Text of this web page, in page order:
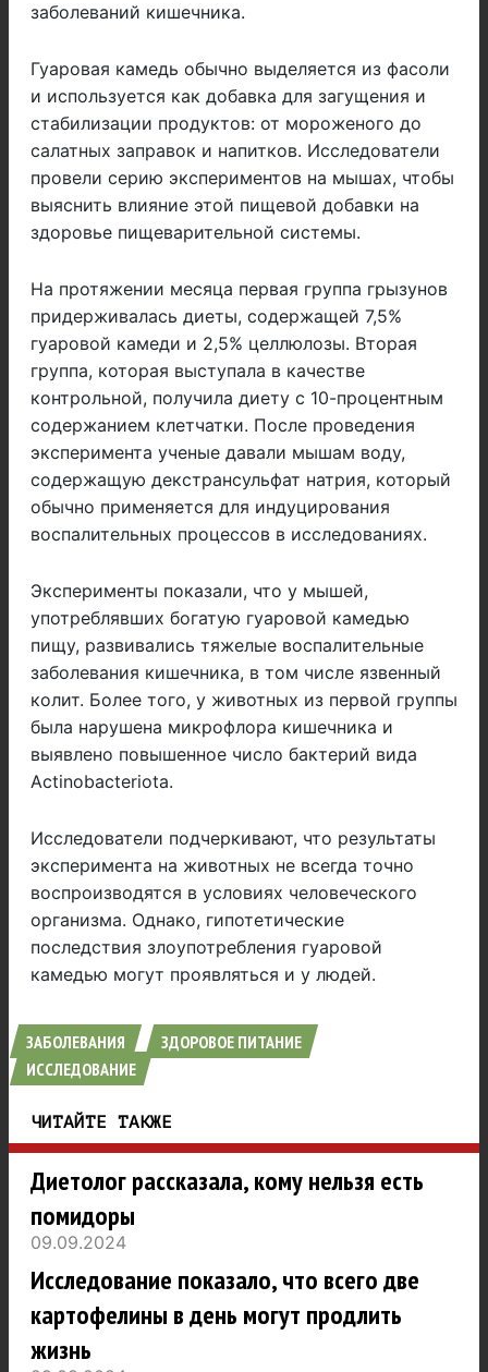
заболеваний кишечника.
Гуаровая камедь обычно выделяется из фасоли
и используется как добавка для загущения и
стабилизации продуктов: от мороженого до
салатных заправок и напитков. Исследователи
провели серию экспериментов на мышах, чтобы
выяснить влияние этой пищевой добавки на
здоровье пищеварительной системы.
На протяжении месяца первая группа грызунов
придерживалась диеты, содержащей 7,5%
гуаровой камеди и 2,5% целлюлозы. Вторая
группа, которая выступала в качестве
контрольной, получила диету с 10-процентным
содержанием клетчатки. После проведения
эксперимента ученые давали мышам воду,
содержащую декстрансульфат натрия, который
обычно применяется для индуцирования
воспалительных процессов в исследованиях.
Эксперименты показали, что у мышей,
употреблявших богатую гуаровой камедью
пищу, развивались тяжелые воспалительные
заболевания кишечника, в том числе язвенный
колит. Более того, у животных из первой группы
была нарушена микрофлора кишечника и
выявлено повышенное число бактерий вида
Actinobacteriota.
Исследователи подчеркивают, что результаты
эксперимента на животных не всегда точно
воспроизводятся в условиях человеческого
организма. Однако, гипотетические
последствия злоупотребления гуаровой
камедью могут проявляться и у людей.
ЗАБОЛЕВАНИЯ
ЗДОРОВОЕ ПИТАНИЕ
ИССЛЕДОВАНИЕ
ЧИТАЙТЕ ТАКЖЕ
Диетолог рассказала, кому нельзя есть
помидоры
09.09.2024
Исследование показало, что всего две
картофелины в день могут продлить
жизнь